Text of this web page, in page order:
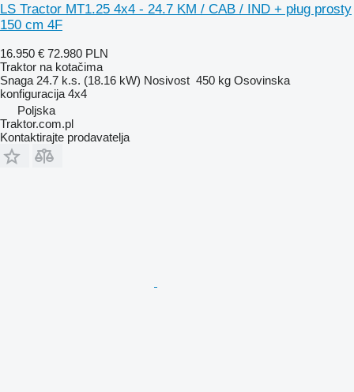
LS Tractor MT1.25 4x4 - 24.7 KM / CAB / IND + pług prosty
150 cm 4F
16.950 € 72.980 PLN
Traktor na kotačima
Snaga 24.7 k.s. (18.16 kW) Nosivost 450 kg Osovinska
konfiguracija 4x4
Poljska
Traktor.com.pl
Kontaktirajte prodavatelja